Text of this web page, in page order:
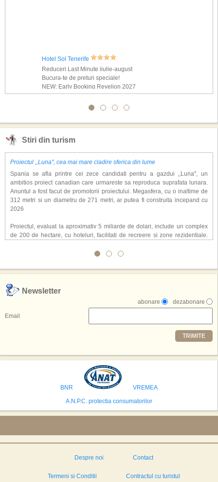
Hotel Sol Tenerife
Reduceri Last Minute iiulie-august
Bucura-te de preturi speciale!
NEW: Early Booking Revelion 2027
Stiri din turism
Proiectul ,,Luna'', cea mai mare cladire sferica din lume
Spania se afla printre cei zece candidati pentru a gazdui ,,Luna'', un
ambitios proiect canadian care urmareste sa reproduca suprafata lunara.
Anuntul a fost facut de promotorii proiectului. Megasfera, cu o inaltime de
312 metri si un diametru de 271 metri, ar putea fi construita incepand cu
2026
Proiectul, evaluat la aproximativ 5 miliarde de dolari, include un complex
de 200 de hectare, cu hoteluri, facilitati de recreere si zone rezidentiale.
atragerea a pana la 10 milioane de turisti anual. �Luna� ar putea deveni
exclusiv simularea suprafetei lunare.
,,Credem ca exista sanse mari sa anuntam nu doar o locatie, ci poate mai
multe'', a declarat Michael R. Henderson, cofondator al Moon World
Resorts, citat de Gulf News. Potrivit acestuia, 2026 ar putea deveni un an
decisiv pentru reali zarea proiectului.
Printre celelalte tari care concureaza pentru a gazdui aceasta constructie
se numara Australia, Brazilia, China, Egipt, India, Polonia, Thailanda,
avea cele mai mari sanse de a castiga licitatia. Totusi, Spania, care se
preconizeaza ca va deveni a doua cea mai vizitata tara din lume in 2025,
isi bazeaza oferta pe infrastructura turistica solida si capacitatea hoteliera."
Newsletter
dezabonare
abonare
Email
TRIMITE
BNR
VREMEA
A.N.P.C. protectia consumatorilor
Despre noi Contact
Termeni si Conditii Contractul cu turistul